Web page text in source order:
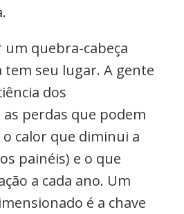
um quebra-cabeça
tem seu lugar. A gente
dos
perdas que podem
calor que diminui a
painéis) e o que
a cada ano. Um
é a chave